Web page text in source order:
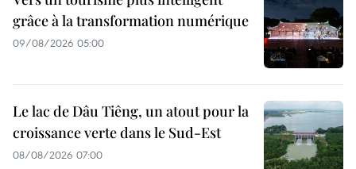
grâce à la transformation numérique
09/08/2026 05:00
Le lac de Dâu Tiêng, un atout pour la
croissance verte dans le Sud-Est
08/08/2026 07:00